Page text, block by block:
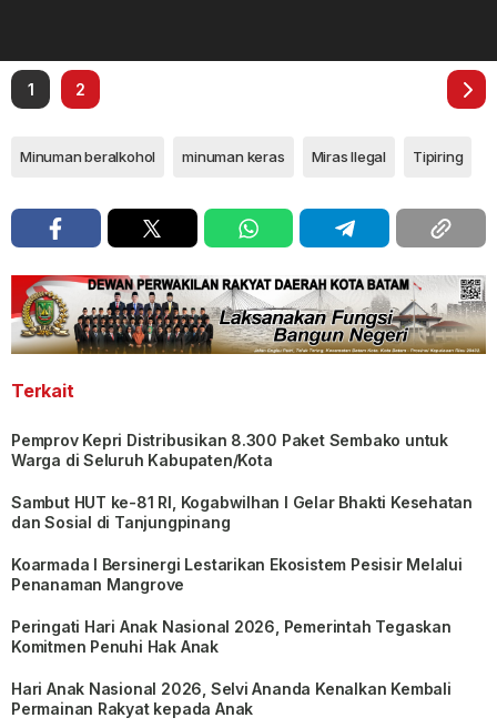
1 2
Minuman beralkohol minuman keras Miras Ilegal Tipiring
Terkait
Pemprov Kepri Distribusikan 8.300 Paket Sembako untuk
Warga di Seluruh Kabupaten/Kota
Sambut HUT ke-81 RI, Kogabwilhan I Gelar Bhakti Kesehatan
dan Sosial di Tanjungpinang
Koarmada I Bersinergi Lestarikan Ekosistem Pesisir Melalui
Penanaman Mangrove
Peringati Hari Anak Nasional 2026, Pemerintah Tegaskan
Komitmen Penuhi Hak Anak
Hari Anak Nasional 2026, Selvi Ananda Kenalkan Kembali
Permainan Rakyat kepada Anak